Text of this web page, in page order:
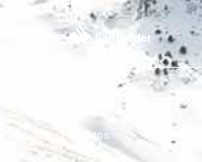
Santander
Condiciones generales
Privacidad de datos